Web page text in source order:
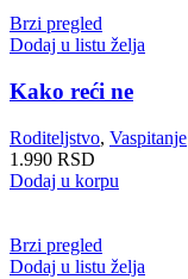
Brzi pregled
Dodaj u listu želja
Kako reći ne
Roditeljstvo, Vaspitanje
1.990 RSD
Dodaj u korpu
Brzi pregled
Dodaj u listu želja